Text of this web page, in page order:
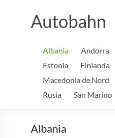
Autobahn
Albania Andorra
Estonia
Finlanda
Macedonia de Nord
Rusia
San Marino
Albania